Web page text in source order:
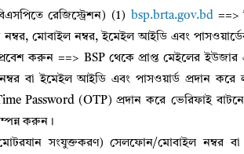
রেজিস্ট্রেশন) (1) bsp.brta.gov.bd==>
নম্বর, মোবাইল নম্বর, ইমেইল আইডি এবং
করুন ==> BSP থেকে প্রাপ্ত মেইলের
বা ইমেইল আইডি এবং পাসওয়ার্ড প্রদান
Password (OTP) প্রদান করে ভেরিফাই বাটনে
করুন।
সংযুক্তকরণ) সেলফোন/মোবাইল নম্বর বা